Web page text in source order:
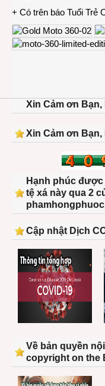
+ Có trên báo Tuổi Trẻ
Xin Cảm ơn
Xin Cảm ơn
Hạnh phúc
tệ xá này qua 2
Cập nhật Dịch
Về bản quyền
copyright on the